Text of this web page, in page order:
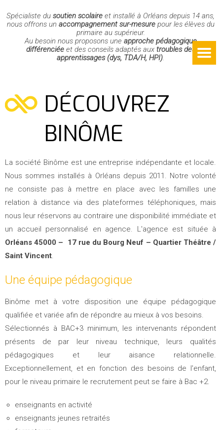
Spécialiste du soutien scolaire et installé à Orléans depuis 14 ans,
nous offrons un accompagnement sur-mesurepour les élèves du
primaire au supérieur.
Au besoin nous proposons une approche pédagogique
différenciéeet des conseils adaptés aux troubles des
apprentissages (dys, TDA/H, HPI).
DÉCOUVREZ
BINÔME
La société Binôme est une entreprise indépendante et locale.
Nous sommes installés à Orléans depuis 2011. Notre volonté
ne consiste pas à mettre en place avec les familles une
relation à distance via des plateformes téléphoniques, mais
nous leur réservons au contraire une disponibilité immédiate et
un accueil personnalisé en agence. L'agence est située à
Orléans 45000 – 17 rue du Bourg Neuf – Quartier Théâtre /
Saint Vincent.
Une équipe pédagogique
Binôme met à votre disposition une équipe pédagogique
qualifiée et variée afin de répondre au mieux à vos besoins.
Sélectionnés à BAC+3 minimum, les intervenants répondent
présents de par leur niveau technique, leurs qualités
pédagogiques et leur aisance relationnelle.
Exceptionnellement, et en fonction des besoins de l'enfant,
pour le niveau primaire le recrutement peut se faire à Bac +2.
enseignants en activité
enseignants jeunes retraités